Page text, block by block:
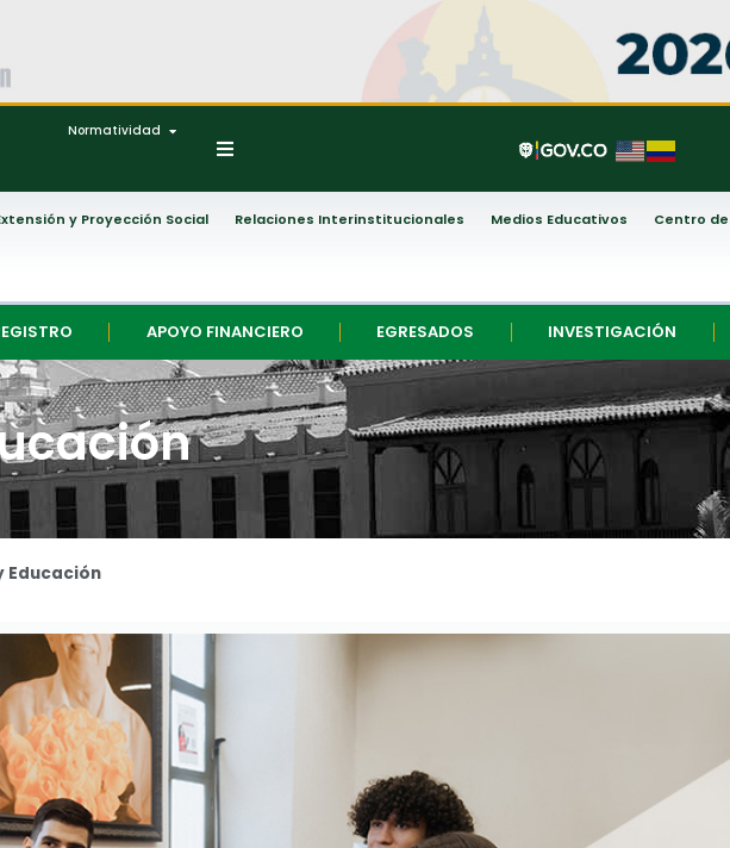
Normatividad
y Proyección Social Relaciones Interinstitucionales Medios Educativos Centro
APOYO FINANCIERO EGRESADOS INVESTIGACIÓN
Educación